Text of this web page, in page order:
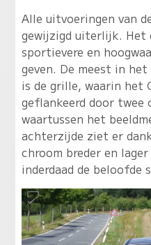
Alle uitvoeringen van
gewijzigd uiterlijk. Het
sportievere en
geven. De meest in
is de grille, waarin het
geflankeerd door twee
waartussen het
achterzijde ziet er
chroom breder en
inderdaad de